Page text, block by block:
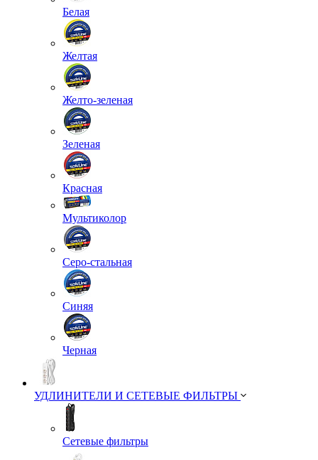
Белая
Желтая
Желто-зеленая
Зеленая
Красная
Мультиколор
Серо-стальная
Синяя
Черная
УДЛИНИТЕЛИ И СЕТЕВЫЕ ФИЛЬТРЫ
Сетевые фильтры